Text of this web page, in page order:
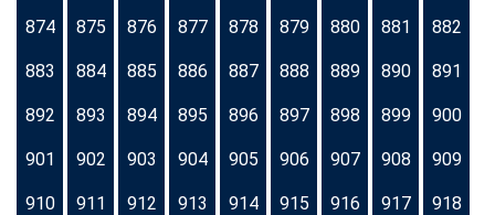
874 875 876 877 878 879 880 881 882
883 884 885 886 887 888 889 890 891
892 893 894 895 896 897 898 899 900
901 902 903 904 905 906 907 908 909
910 911 912 913 914 915 916 917 918